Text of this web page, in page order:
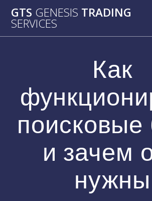
au
GTS GENESIS TRADING
SERVICES
Как
поисковые
и зачем
нужны